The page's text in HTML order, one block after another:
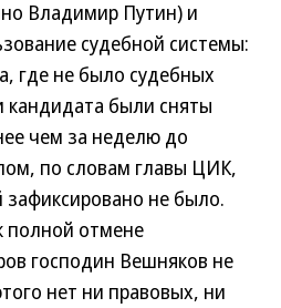
Владимир Путин) и
судебной системы:
где не было судебных
кандидата были сняты
чем за неделю до
по словам главы ЦИК,
не было.
полной отмене
господин Вешняков не
нет ни правовых, ни